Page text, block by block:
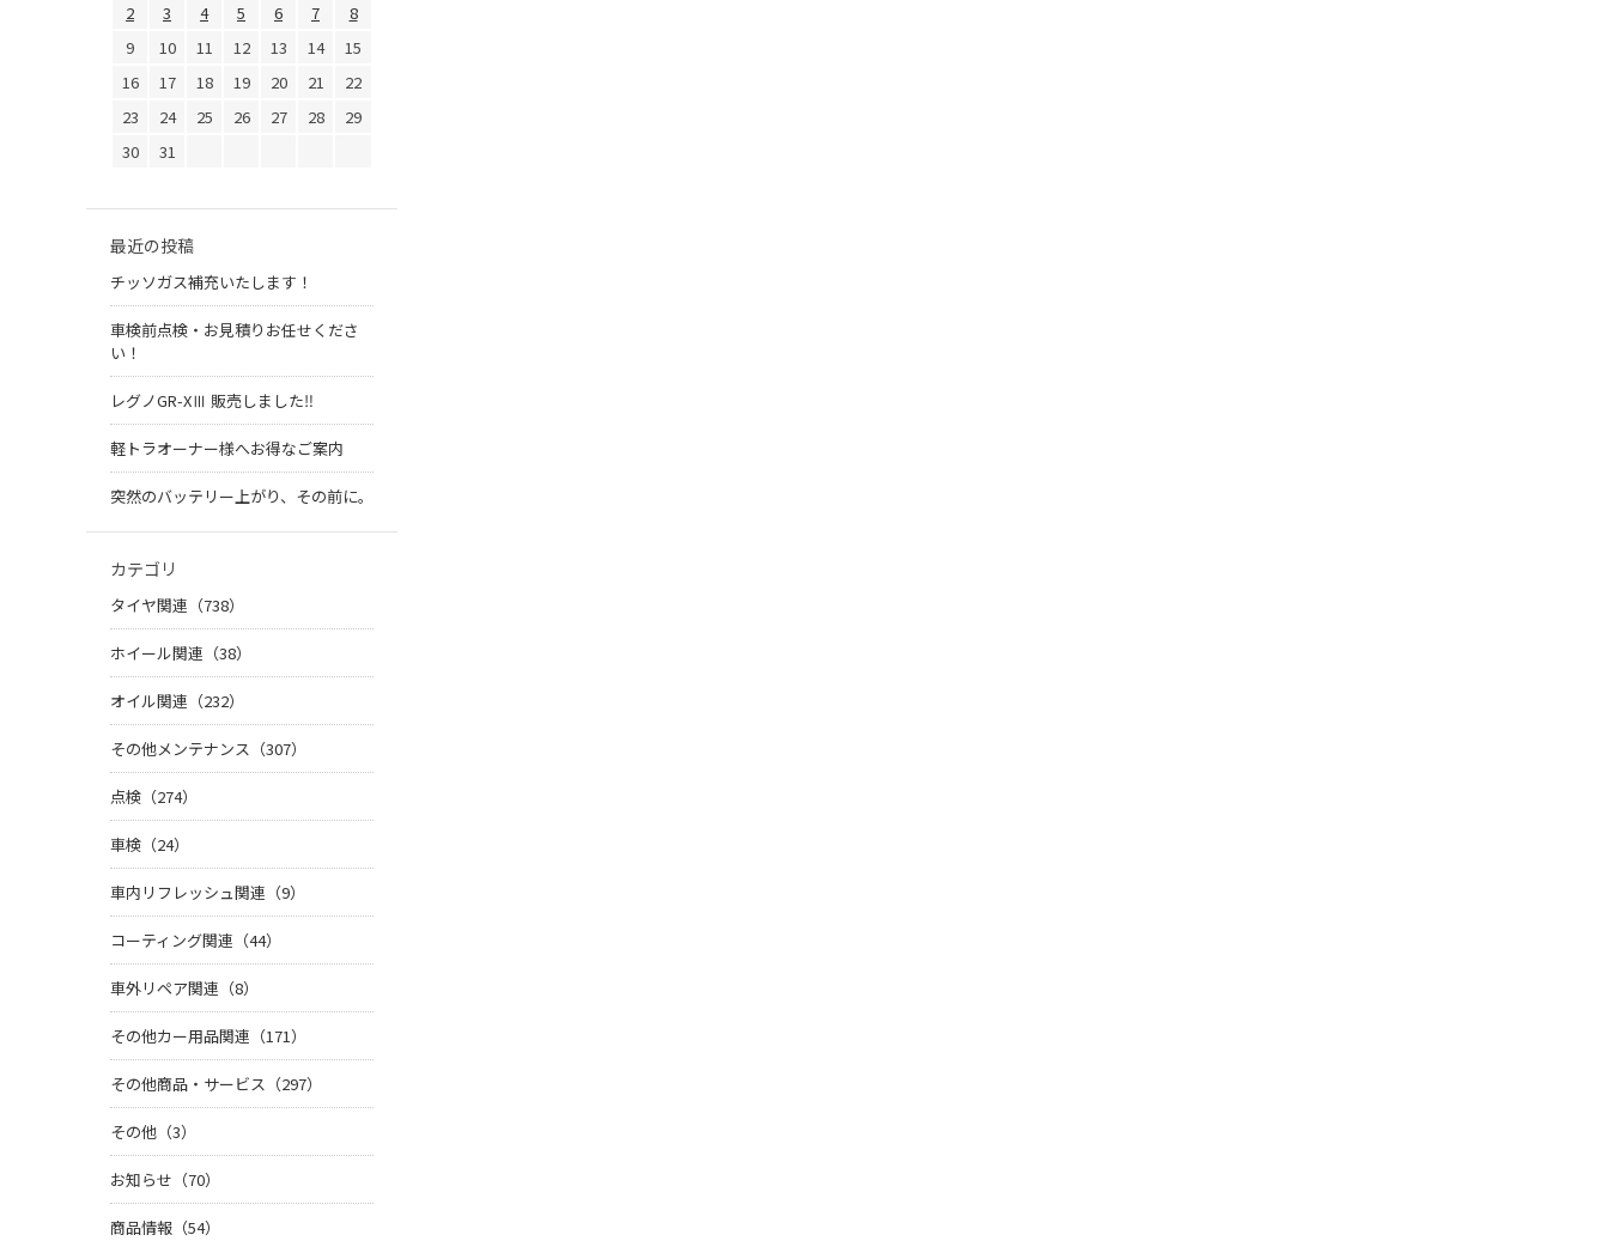
2
3 4 5 6 7
8
9
10 11 12 13 14
15
16
17 18 19 20 21
22
23
24 25 26 27 28
29
30
31
最近の投稿
チッソガス補充いたします！
車検前点検・お見積りお任せくださ
い！
レグノGR-XⅢ 販売しました‼️
軽トラオーナー様へお得なご案内
突然のバッテリー上がり、その前に。
カテゴリ
タイヤ関連（738）
ホイール関連（38）
オイル関連（232）
その他メンテナンス（307）
点検（274）
車検（24）
車内リフレッシュ関連（9）
コーティング関連（44）
車外リペア関連（8）
その他カー用品関連（171）
その他商品・サービス（297）
その他（3）
お知らせ（70）
商品情報（54）